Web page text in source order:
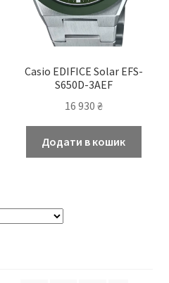
Casio EDIFICE Solar EFS-
S650D-3AEF
16 930 ₴
Додати в кошик